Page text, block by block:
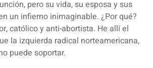
pero su vida, su esposa y sus
un infierno inimaginable. ¿Por qué?
católico y anti-abortista. He allí el
la izquierda radical norteamericana,
puede soportar.